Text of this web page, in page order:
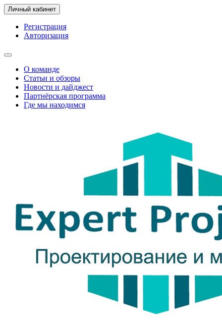
Личный кабинет
Регистрация
Авторизация
О команде
Статьи и обзоры
Новости и дайджест
Партнёрская программа
Где мы находимся